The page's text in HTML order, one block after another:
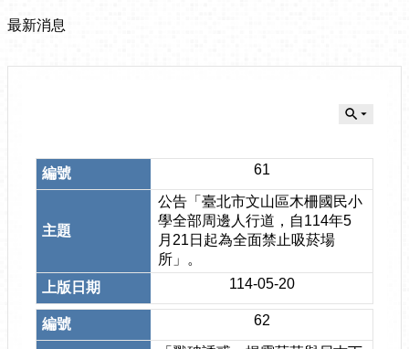
最新消息
61
公告「臺北市文山區木柵國民小
學全部周邊人行道，自114年5
月21日起為全面禁止吸菸場
所」。
114-05-20
62